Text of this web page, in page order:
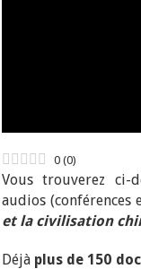
0 (0)
Vous trouverez ci-
audios (conférences
et la civilisation
Déjà plus de 150